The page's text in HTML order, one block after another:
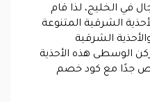
في الخليج، لذا قام
الشرقية المتنوعة
الشرقية
الوسطى هذه الأحذية
جدًا مع كود خصم